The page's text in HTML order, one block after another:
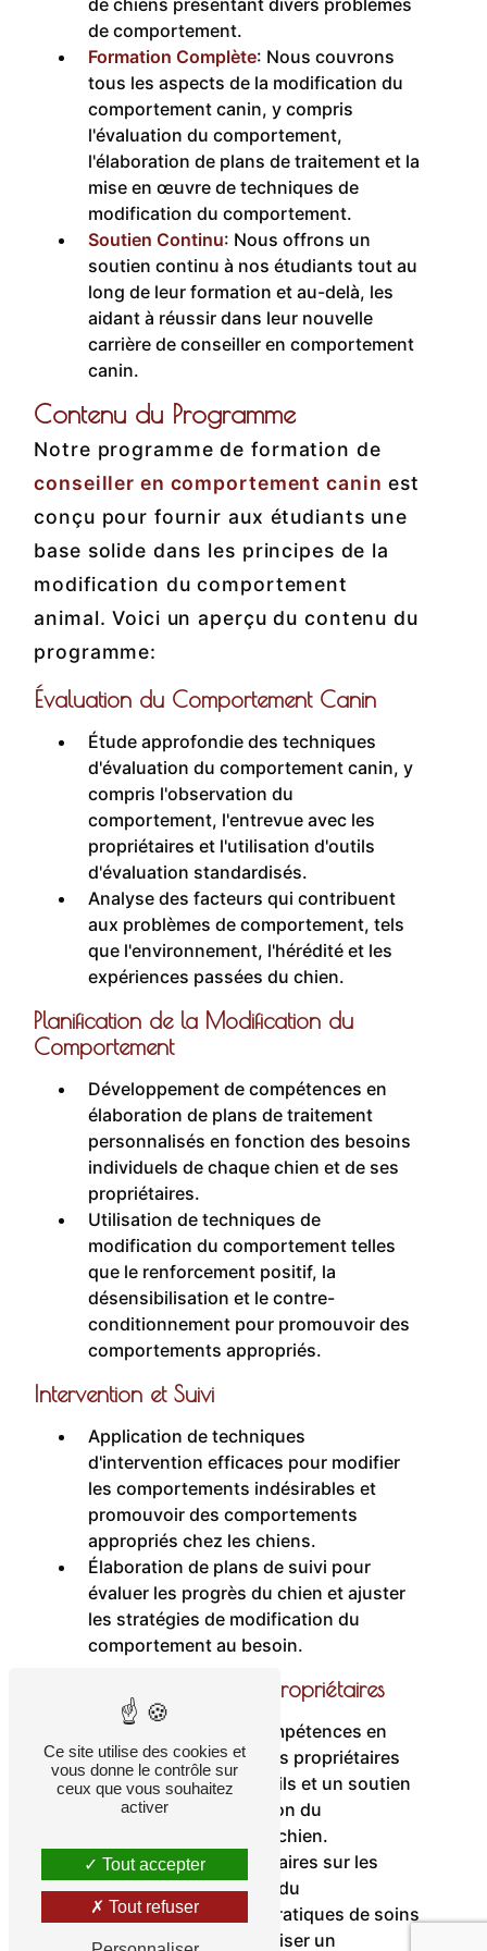
de comportement.
Formation Complète: Nous couvrons
tous les aspects de la modification du
comportement canin, y compris
l'évaluation du comportement,
l'élaboration de plans de traitement et la
mise en œuvre de techniques de
modification du comportement.
Soutien Continu: Nous offrons un
soutien continu à nos étudiants tout au
long de leur formation et au-delà, les
aidant à réussir dans leur nouvelle
carrière de conseiller en comportement
canin.
Contenu du Programme
Notre programme de formation de
conseiller en comportement canin est
conçu pour fournir aux étudiants une
base solide dans les principes de la
modification du comportement
animal. Voici un aperçu du contenu du
programme:
Évaluation du Comportement Canin
Étude approfondie des techniques
d'évaluation du comportement canin, y
compris l'observation du
comportement, l'entrevue avec les
propriétaires et l'utilisation d'outils
d'évaluation standardisés.
Analyse des facteurs qui contribuent
aux problèmes de comportement, tels
que l'environnement, l'hérédité et les
expériences passées du chien.
Planification de la Modification du
Comportement
Développement de compétences en
élaboration de plans de traitement
personnalisés en fonction des besoins
individuels de chaque chien et de ses
propriétaires.
Utilisation de techniques de
modification du comportement telles
que le renforcement positif, la
désensibilisation et le contre-
conditionnement pour promouvoir des
comportements appropriés.
Intervention et Suivi
Application de techniques
d'intervention efficaces pour modifier
les comportements indésirables et
promouvoir des comportements
appropriés chez les chiens.
Élaboration de plans de suivi pour
évaluer les progrès du chien et ajuster
les stratégies de modification du
comportement au besoin.
Communication avec les Propriétaires
Développement de compétences en
communication avec les propriétaires
pour fournir des conseils et un soutien
efficaces dans la gestion du
comportement de leur chien.
Éducation des propriétaires sur les
techniques de gestion du
comportement et les pratiques de soins
appropriées pour favoriser un
Ce site utilise des cookies et
vous donne le contrôle sur
ceux que vous souhaitez
activer
Tout accepter
Tout refuser